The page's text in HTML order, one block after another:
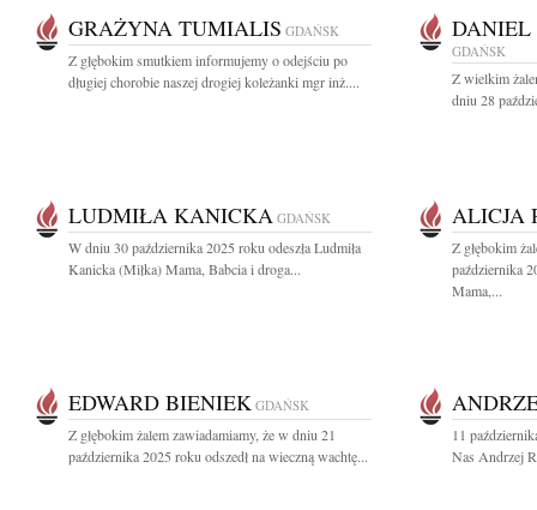
GRAŻYNA TUMIALIS GDAŃSK
Z głębokim smutkiem informujemy o odejściu po
długiej chorobie naszej drogiej koleżanki mgr inż....
DANIEL
GDAŃSK
Z wielkim
dniu 28
LUDMIŁA KANICKA GDAŃSK
W dniu 30 października 2025 roku odeszła Ludmiła
Kanicka (Miłka) Mama, Babcia i droga...
ALICJA
Z głębokim
października
Mama,...
EDWARD BIENIEK GDAŃSK
Z głębokim żalem zawiadamiamy, że w dniu 21
października 2025 roku odszedł na wieczną wachtę...
11
Nas Andrzej